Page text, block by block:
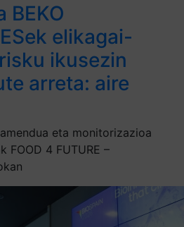
BEKO
elikagai-
ikusezin
arreta: aire
eta monitorizazioa
FOOD 4 FUTURE –